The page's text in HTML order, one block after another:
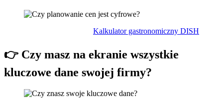
Kalkulator gastronomiczny DISH
👉 Czy masz na ekranie wszystkie
kluczowe dane swojej firmy?